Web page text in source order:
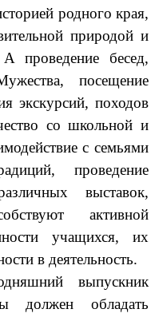
родного края,
природой и
проведение бесед,
посещение
экскурсий, походов
со школьной и
с семьями
проведение
выставок,
активной
учащихся, их
в деятельность.
выпускник
должен обладать